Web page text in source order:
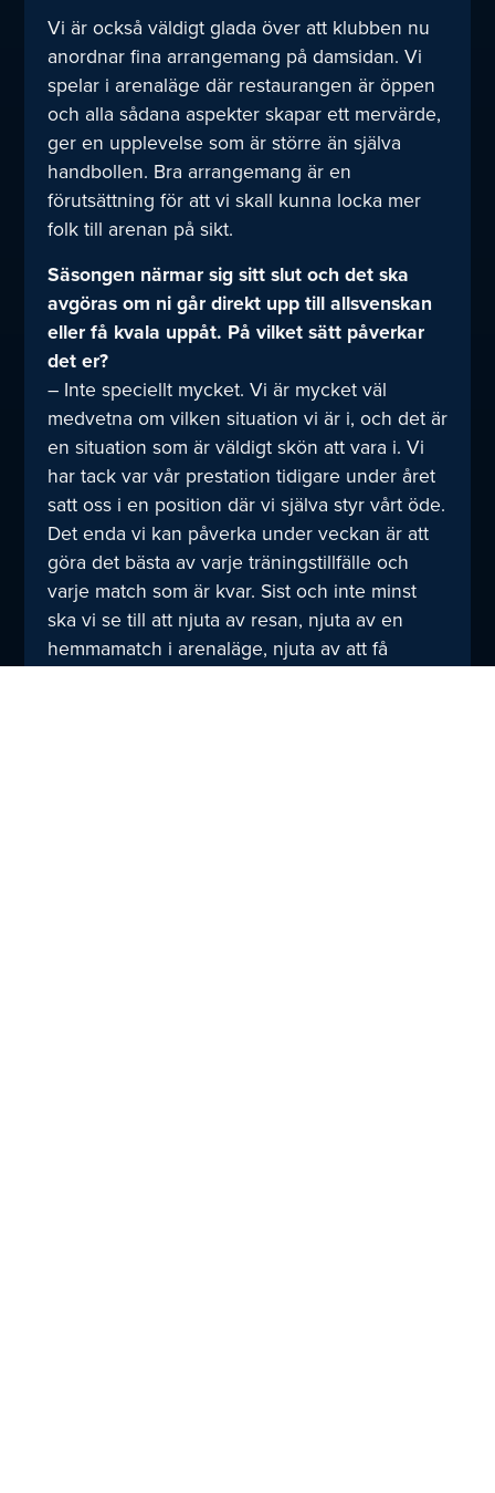
Vi är också väldigt glada över att klubben nu
anordnar fina arrangemang på damsidan. Vi
spelar i arenaläge där restaurangen är öppen
och alla sådana aspekter skapar ett mervärde,
ger en upplevelse som är större än själva
handbollen. Bra arrangemang är en
förutsättning för att vi skall kunna locka mer
folk till arenan på sikt.
Säsongen närmar sig sitt slut och det ska
avgöras om ni går direkt upp till allsvenskan
eller få kvala uppåt. På vilket sätt påverkar
det er?
– Inte speciellt mycket. Vi är mycket väl
medvetna om vilken situation vi är i, och det är
en situation som är väldigt skön att vara i. Vi
har tack var vår prestation tidigare under året
satt oss i en position där vi själva styr vårt öde.
Det enda vi kan påverka under veckan är att
göra det bästa av varje träningstillfälle och
varje match som är kvar. Sist och inte minst
ska vi se till att njuta av resan, njuta av en
hemmamatch i arenaläge, njuta av att få